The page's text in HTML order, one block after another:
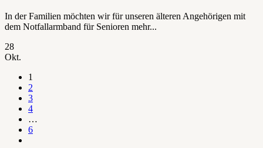
In der Familien möchten wir für unseren älteren Angehörigen mit
dem Notfallarmband für Senioren mehr...
28
Okt.
1
2
3
4
…
6